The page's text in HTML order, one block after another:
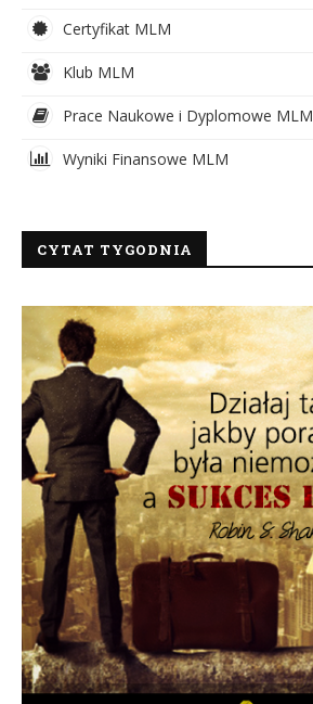
Certyfikat MLM
Klub MLM
Prace Naukowe i Dyplomowe MLM
Wyniki Finansowe MLM
CYTAT TYGODNIA